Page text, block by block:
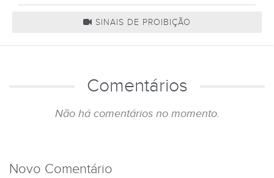
SINAIS DE PROIBIÇÃO
Comentários
Não há comentários no momento.
Novo Comentário